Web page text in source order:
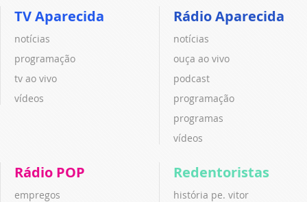
TV Aparecida
notícias
programação
tv ao vivo
vídeos
Rádio Aparecida
notícias
ouça ao vivo
podcast
programação
programas
vídeos
Rádio POP
empregos
Redentoristas
história pe. vitor